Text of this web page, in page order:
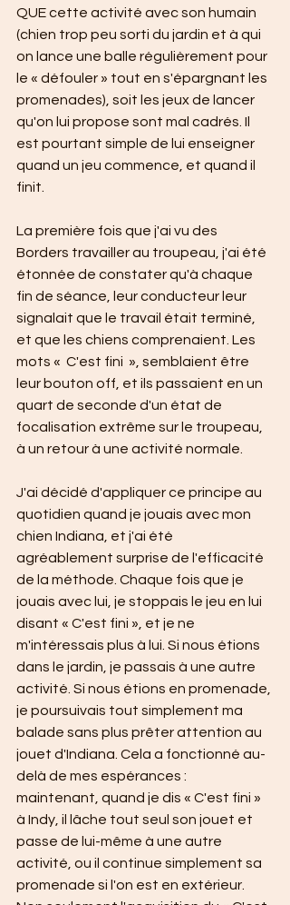
QUE cette activité avec son humain
(chien trop peu sorti du jardin et à qui
on lance une balle régulièrement pour
le « défouler » tout en s'épargnant les
promenades), soit les jeux de lancer
qu'on lui propose sont mal cadrés. Il
est pourtant simple de lui enseigner
quand un jeu commence, et quand il
finit.
La première fois que j'ai vu des
Borders travailler au troupeau, j'ai été
étonnée de constater qu'à chaque
fin de séance, leur conducteur leur
signalait que le travail était terminé,
et que les chiens comprenaient. Les
mots «  C'est fini  », semblaient être
leur bouton off, et ils passaient en un
quart de seconde d'un état de
focalisation extrême sur le troupeau,
à un retour à une activité normale.
J'ai décidé d'appliquer ce principe au
quotidien quand je jouais avec mon
chien Indiana, et j'ai été
agréablement surprise de l'efficacité
de la méthode. Chaque fois que je
jouais avec lui, je stoppais le jeu en lui
disant « C'est fini », et je ne
m'intéressais plus à lui. Si nous étions
dans le jardin, je passais à une autre
activité. Si nous étions en promenade,
je poursuivais tout simplement ma
balade sans plus prêter attention au
jouet d'Indiana. Cela a fonctionné au-
delà de mes espérances :
maintenant, quand je dis « C'est fini »
à Indy, il lâche tout seul son jouet et
passe de lui-même à une autre
activité, ou il continue simplement sa
promenade si l'on est en extérieur.